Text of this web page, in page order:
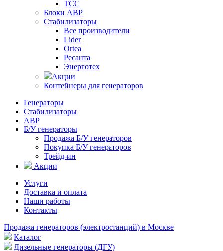
ТСС
Блоки АВР
Стабилизаторы
Все производители
Lider
Ortea
Ресанта
Энерготех
Акции
Контейнеры для генераторов
Генераторы
Стабилизаторы
АВР
Б/У генераторы
Продажа Б/У генераторов
Покупка Б/У генераторов
Трейд-ин
Акции
Услуги
Доставка и оплата
Наши работы
Контакты
Продажа генераторов (электростанций) в Москве
Каталог
Дизельные генераторы (ДГУ)